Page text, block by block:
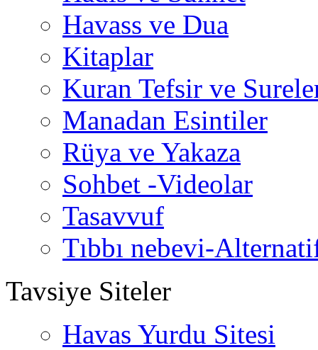
Havass ve Dua
Kitaplar
Kuran Tefsir ve
Manadan Esintiler
Rüya ve Yakaza
Sohbet -Videolar
Tasavvuf
Tıbbı nebevi-
Tavsiye Siteler
Havas Yurdu Sitesi